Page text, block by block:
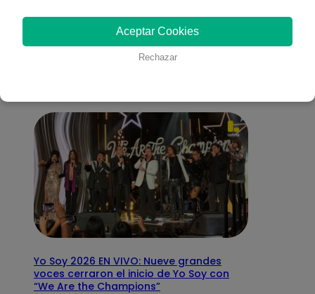
También te puede
interesar
Yo Soy 2026 EN VIVO: Nueve grandes
voces cerraron el inicio de Yo Soy con
“We Are the Champions”
Aceptar Cookies
Rechazar